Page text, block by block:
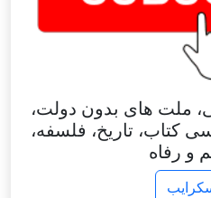
ملت های بدون دولت،
کتاب، تاریخ، فلسفه،
و رفاه